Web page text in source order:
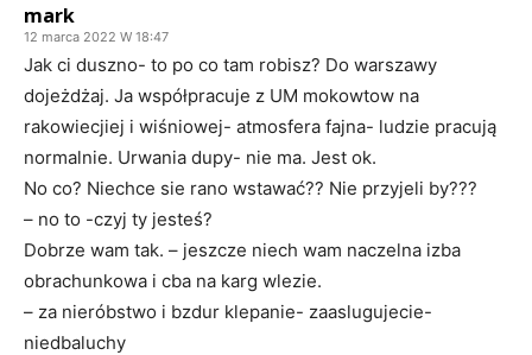
mark
12 marca 2022 W 18:47
Jak ci duszno- to po co tam robisz? Do warszawy
dojeżdżaj. Ja współpracuje z UM mokowtow na
rakowiecjiej i wiśniowej- atmosfera fajna- ludzie pracują
normalnie. Urwania dupy- nie ma. Jest ok.
No co? Niechce sie rano wstawać?? Nie przyjeli by???
– no to -czyj ty jesteś?
Dobrze wam tak. – jeszcze niech wam naczelna izba
obrachunkowa i cba na karg wlezie.
– za nieróbstwo i bzdur klepanie- zaaslugujecie-
niedbaluchy